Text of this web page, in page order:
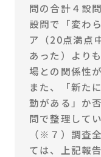
問の合計４設
設問で「変わ
ア（20点満点
あった）より
場との関係性
また、「新た
動がある」か
問で整理して
（※７）調査
ては、上記報